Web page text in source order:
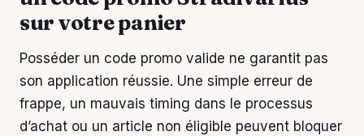
sur votre panier
Posséder un code promo valide ne garantit pas
son application réussie. Une simple erreur de
frappe, un mauvais timing dans le processus
d’achat ou un article non éligible peuvent bloquer